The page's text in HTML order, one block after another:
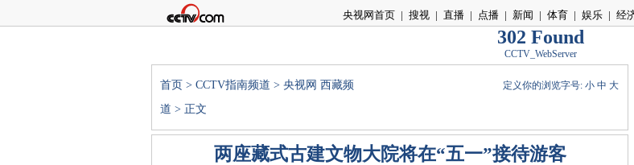
央视网首页 | 搜视 | 直播 | 点播 | 新闻 | 体育 | 娱乐 | 经
302 Found
CCTV_WebServer
首页 > CCTV指南频道 > 央视网 西藏频
道 > 正文
定义你的浏览字号: 小 中 大
两座藏式古建文物大院将在“五一”接待游客